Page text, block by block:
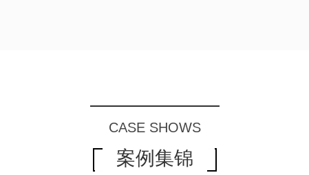
CASE SHOWS
案例集锦